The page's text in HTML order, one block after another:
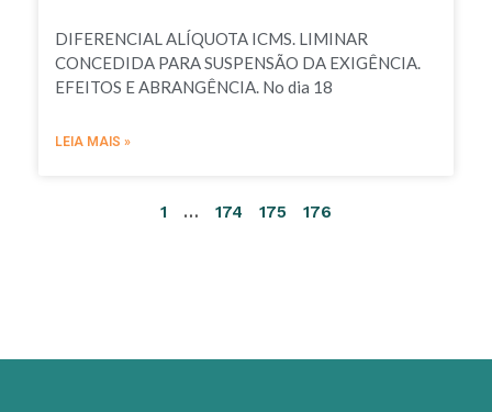
DIFERENCIAL ALÍQUOTA ICMS. LIMINAR
CONCEDIDA PARA SUSPENSÃO DA EXIGÊNCIA.
EFEITOS E ABRANGÊNCIA. No dia 18
LEIA MAIS »
1 … 174 175 176